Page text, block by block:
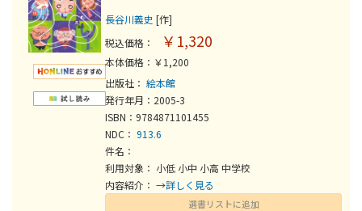
長谷川義史 [作]
税込価格：
￥1,320
本体価格：￥1,200
出版社： 絵本館
発行年月：2005-3
ISBN：9784871101455
NDC： 913.6
件名：
利用対象： 小低 小中 小高 中学校
内容紹介： →詳しく見る
選書リストに追加